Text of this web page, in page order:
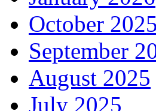
October 2025
September
August 2025
July 2025